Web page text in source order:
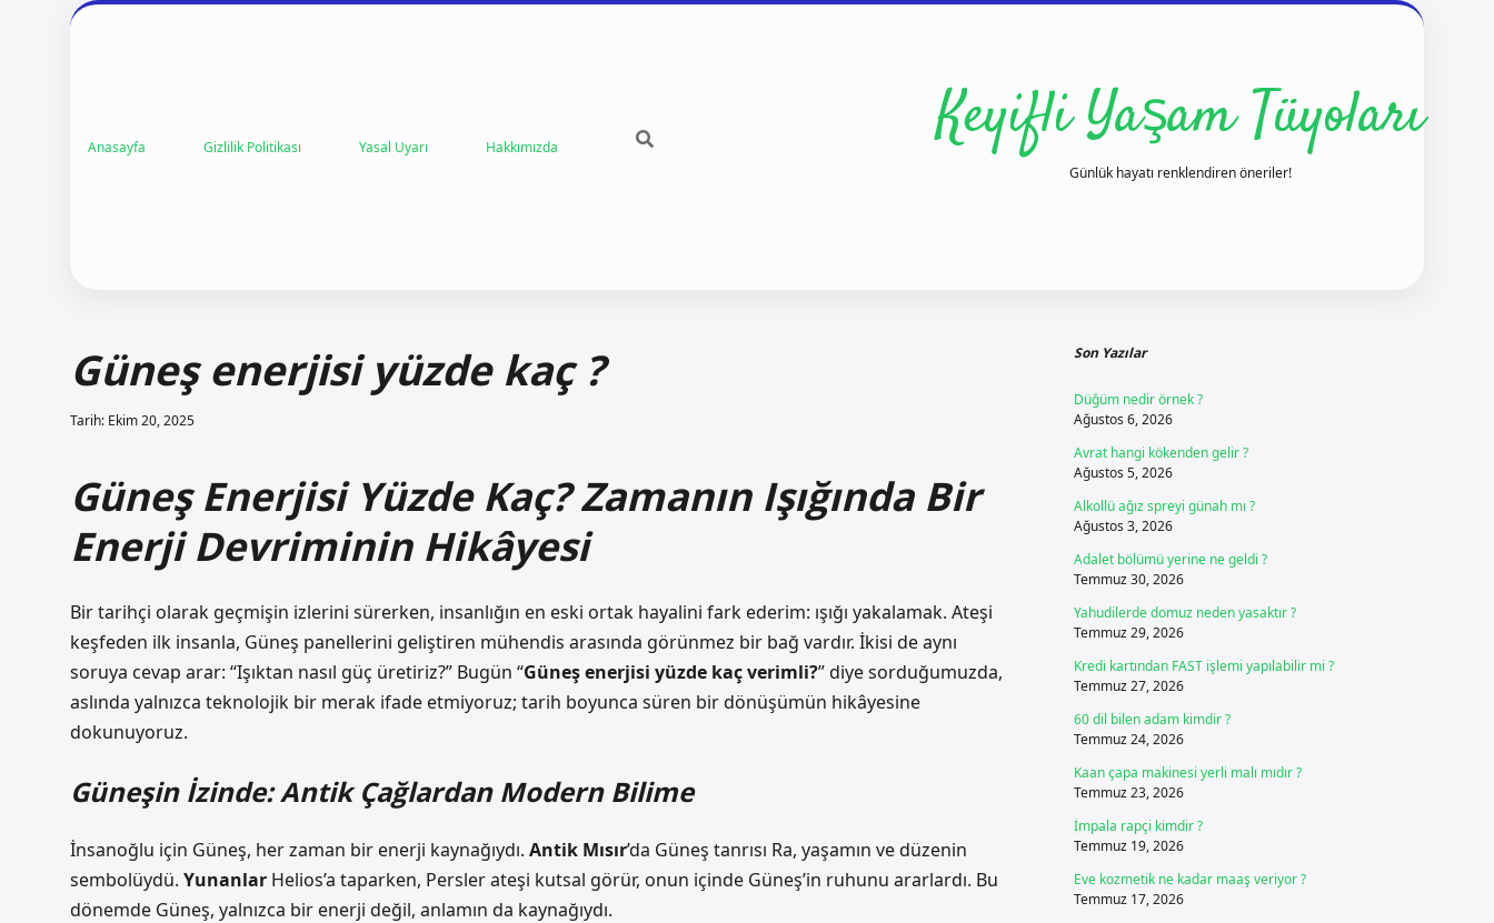
Anasayfa Gizlilik Politikası Yasal Uyarı Hakkımızda Keyifli Yaşam Tüyoları
Günlük hayatı renklendiren öneriler!
Güneş enerjisi yüzde kaç ?
Tarih: Ekim 20, 2025
Güneş Enerjisi Yüzde Kaç? Zamanın Işığında Bir
Enerji Devriminin Hikâyesi
Bir tarihçi olarak geçmişin izlerini sürerken, insanlığın en eski ortak hayalini fark ederim: ışığı yakalamak. Ateşi
keşfeden ilk insanla, Güneş panellerini geliştiren mühendis arasında görünmez bir bağ vardır. İkisi de aynı
soruya cevap arar: “Işıktan nasıl güç üretiriz?” Bugün “Güneş enerjisi yüzde kaç verimli?” diye sorduğumuzda,
aslında yalnızca teknolojik bir merak ifade etmiyoruz; tarih boyunca süren bir dönüşümün hikâyesine
dokunuyoruz.
Güneşin İzinde: Antik Çağlardan Modern Bilime
İnsanoğlu için Güneş, her zaman bir enerji kaynağıydı. Antik Mısır’da Güneş tanrısı Ra, yaşamın ve düzenin
sembolüydü. Yunanlar Helios’a taparken, Perslerateşi kutsal görür, onun içinde Güneş’in ruhunu ararlardı. Bu
dönemde Güneş, yalnızca bir enerji değil, anlamın da kaynağıydı.
Son Yazılar
Düğüm nedir örnek ?
Ağustos 6, 2026
Avrat hangi kökenden gelir ?
Ağustos 5, 2026
Alkollü ağız spreyi günah mı ?
Ağustos 3, 2026
Adalet bölümü yerine ne geldi ?
Temmuz 30, 2026
Yahudilerde domuz neden yasaktır ?
Temmuz 29, 2026
Kredi kartından FAST işlemi yapılabilir mi ?
Temmuz 27, 2026
60 dil bilen adam kimdir ?
Temmuz 24, 2026
Kaan çapa makinesi yerli malı mıdır ?
Temmuz 23, 2026
İmpala rapçi kimdir ?
Temmuz 19, 2026
Eve kozmetik ne kadar maaş veriyor ?
Temmuz 17, 2026